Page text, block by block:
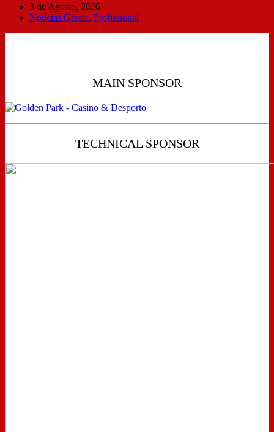
3 de Agosto, 2026
Notícias Gerais, Profissional
MAIN SPONSOR
TECHNICAL SPONSOR